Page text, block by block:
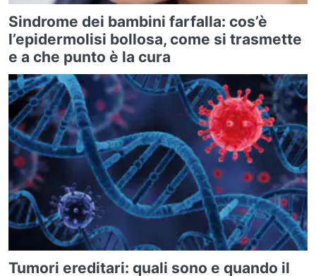
Sindrome dei bambini farfalla: cos’è
l’epidermolisi bollosa, come si trasmette
e a che punto è la cura
Tumori ereditari: quali sono e quando il